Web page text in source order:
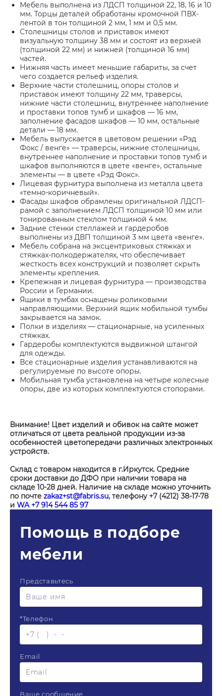
Мебель выполнена из ЛДСП толщиной 22, 18, 16 и 10
мм. Торцы деталей обработаны кромочной ПВХ-
лентой в тон толщиной 2 мм, 1 мм и 0,5 мм.
Столешницы столов и приставок имеют
визуальную толщину 38 мм и состоят из верхней
(толщиной 22 мм) и нижней (толщиной 16 мм)
частей.
Нижняя часть имеет меньшие габариты, за счет
чего создается рельеф изделия.
Верхние части столешниц, опоры столов и
приставок имеют толщину 22 мм, траверсы,
нижние части столешниц, внутреннее наполнение
и проставки топов тумб и шкафов — 16 мм,
заполнение фасадов шкафов — 10 мм, остальные
детали — 18 мм.
Мебель выпускается в цветовом решении «Рэд
Фокс / венге» — траверсы, нижние столешницы,
внутреннее наполнение и проставки топов тумб и
шкафов выполняются в цвете «венге», остальные
элементы — в цвете «Рэд Фокс».
Лицевая фурнитура выполнена из металла цвета
«темно-коричневый».
Фасады шкафов обрамлены оригинальной ЛДСП-
рамой с заполнением ЛДСП толщиной 10 мм или
тонированным стеклом толщиной 4 мм.
Задние стенки стеллажей и гардеробов
выполнены из ДВП толщиной 3 мм цвета «венге».
Мебель собрана на эксцентриковых стяжках и
стяжках-полкодержателях, что обеспечивает
жесткость всех конструкций и позволяет скрыть
элементы крепления.
Крепежная и лицевая фурнитура — производства
России и Германии.
Ящики в тумбах оснащены роликовыми
направляющими. Верхний ящик мобильной тумбы
закрывается на замок.
Полки в изделиях — стационарные, на усиленных
стяжках.
Гардеробы комплектуются выдвижной штангой
для одежды.
Все стационарные изделия устанавливаются на
регулируемые по высоте опоры.
Мобильная тумба установлена на четыре колесные
опоры, две из которых комплектуются стопорами.
Внимание! Цвет изделий и обивок на сайте может
отличаться от цвета реальной продукции из-за
особенностей цветопередачи различных электронных
устройств.
Склад с товаром находится в г.Иркутск. Средние
сроки доставки до ДФО при наличии товара на
складе 10-28 дней. Наличие на складе можно уточнить
по почте zakaz+st@fabris.su, телефону +7 (4212) 38-17-78
и WA +7 914 544 85 97
Помощь в подборе
мебели
Представьтесь
*Телефон
Email
Ваше сообщение